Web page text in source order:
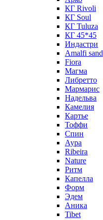
КГ Rivoli
КГ Soul
КГ Tuluza
КГ 45*45
Индастри
Amalfi sand
Fiora
Магма
Либретто
Мармарис
Надельва
Камелия
Картье
Тоффи
Спин
Аура
Ribeira
Nature
Ритм
Капелла
Форм
Эдем
Аника
Tibet